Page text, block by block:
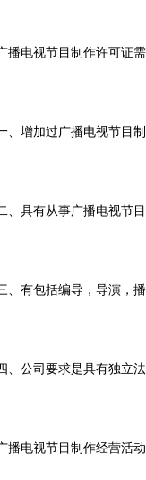
播电视节目制作许可证
、增加过广播电视节目
、具有从事广播电视节
、有包括编导，导演，
、公司要求是具有独立
播电视节目制作经营活